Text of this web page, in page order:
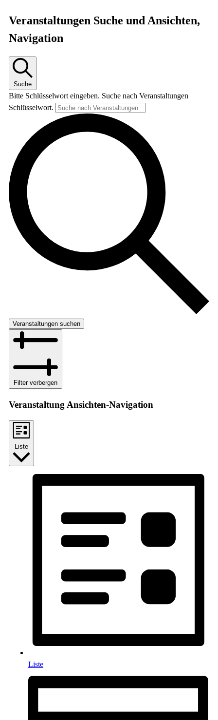
Veranstaltungen
Veranstaltungen Suche und Ansichten,
Navigation
Suche
Bitte Schlüsselwort eingeben. Suche nach Veranstaltungen
Schlüsselwort.
Veranstaltungen suchen
Filter verbergen
Veranstaltung Ansichten-Navigation
Liste
Liste